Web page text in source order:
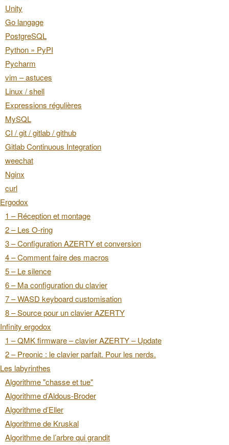
Unity
Go langage
PostgreSQL
Python » PyPI
Pycharm
vim – astuces
Linux / shell
Expressions régulières
MySQL
CI / git / gitlab / github
Gitlab Continuous Integration
weechat
Nginx
curl
Ergodox
1 – Réception et montage
2 – Les O-ring
3 – Configuration AZERTY et conversion
4 – Comment faire des macros
5 – Le silence
6 – Ma configuration du clavier
7 – WASD keyboard customisation
8 – Source pour un clavier AZERTY
Infinity ergodox
1 – QMK firmware – clavier AZERTY – Update
2 – Preonic : le clavier parfait. Pour les nerds.
Les labyrinthes
Algorithme "chasse et tue"
Algorithme d’Aldous-Broder
Algorithme d’Eller
Algorithme de Kruskal
Algorithme de l’arbre qui grandit